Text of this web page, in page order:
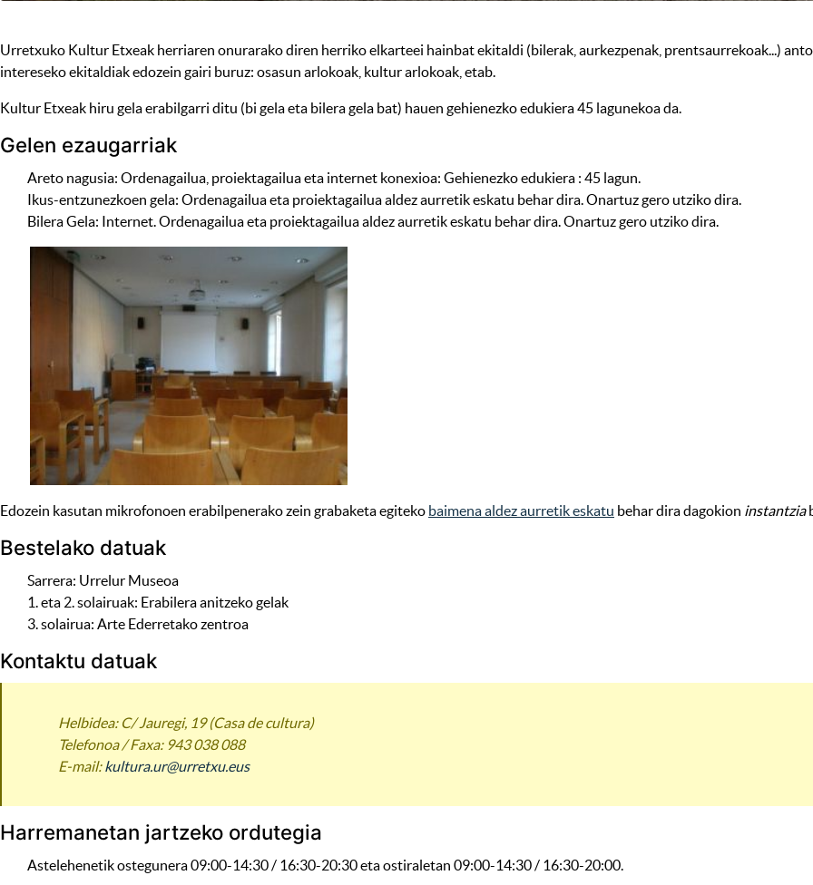
Urretxuko Kultur Etxeak herriaren onurarako diren herriko elkarteei hainbat ekitaldi (bilerak, aurkezpenak, prentsaurrekoak...)
intereseko ekitaldiak edozein gairi buruz: osasun arlokoak, kultur arlokoak, etab.
Kultur Etxeak hiru gela erabilgarri ditu (bi gela eta bilera gela bat) hauen gehienezko edukiera 45 lagunekoa da.
Gelen ezaugarriak
Areto nagusia: Ordenagailua, proiektagailua eta internet konexioa: Gehienezko edukiera : 45 lagun.
Ikus-entzunezkoen gela: Ordenagailua eta proiektagailua aldez aurretik eskatu behar dira. Onartuz gero utziko dira.
Bilera Gela: Internet. Ordenagailua eta proiektagailua aldez aurretik eskatu behar dira. Onartuz gero utziko dira.
Edozein kasutan mikrofonoen erabilpenerako zein grabaketa egiteko baimena aldez aurretik eskatu behar dira dagokion instantzia
Bestelako datuak
Sarrera: Urrelur Museoa
1. eta 2. solairuak: Erabilera anitzeko gelak
3. solairua: Arte Ederretako zentroa
Kontaktu datuak
Helbidea: C/ Jauregi, 19 (Casa de cultura)
Telefonoa / Faxa: 943 038 088
E-mail:kultura.ur@urretxu.eus
Harremanetan jartzeko ordutegia
Astelehenetik ostegunera 09:00-14:30 / 16:30-20:30 eta ostiraletan 09:00-14:30 / 16:30-20:00.